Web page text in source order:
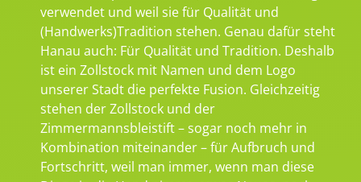
verwendet und weil sie für Qualität und
(Handwerks)Tradition stehen. Genau dafür steht
Hanau auch: Für Qualität und Tradition. Deshalb
ist ein Zollstock mit Namen und dem Logo
unserer Stadt die perfekte Fusion. Gleichzeitig
stehen der Zollstock und der
Zimmermannsbleistift – sogar noch mehr in
Kombination miteinander – für Aufbruch und
Fortschritt, weil man immer, wenn man diese